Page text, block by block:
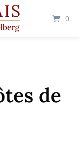
0
de